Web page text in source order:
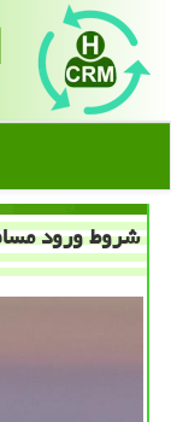
شروط ورود